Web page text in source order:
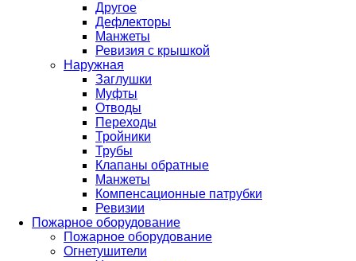
Другое
Дефлекторы
Манжеты
Ревизия с крышкой
Наружная
Заглушки
Муфты
Отводы
Переходы
Тройники
Трубы
Клапаны обратные
Манжеты
Компенсационные патрубки
Ревизии
Пожарное оборудование
Пожарное оборудование
Огнетушители